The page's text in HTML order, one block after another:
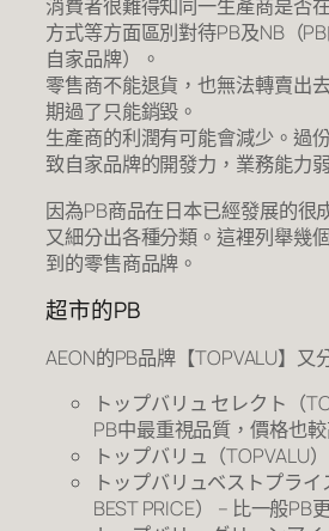
消費者很難得知同一生產商是否
方式等方面區別對待PB及NB（
自家品牌）。
零售商不能退貨，也無法轉賣出
期過了只能銷毀。
生產商的利潤有可能會減少。過
致自家品牌的開發力，業務能力
因為PB商品在日本已經發展的很
又細分出各種分類。這裡列舉幾
到的零售商品牌。
超市的PB
AEON的PB品牌【TOPVALU】又
トップバリュ セレクト（
PB中最重視品質，價格也較
トップバリュ（TOPVALU
トップバリュベストプライ
BEST PRICE） – 比一般PB